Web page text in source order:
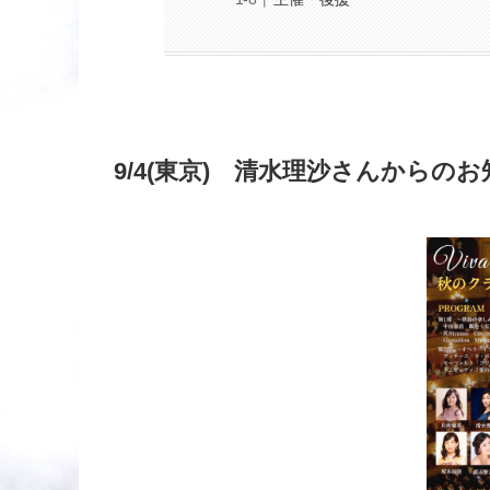
9/4(東京) 清水理沙さんからのお